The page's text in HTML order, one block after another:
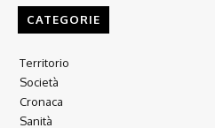
CATEGORIE
Territorio
Società
Cronaca
Sanità